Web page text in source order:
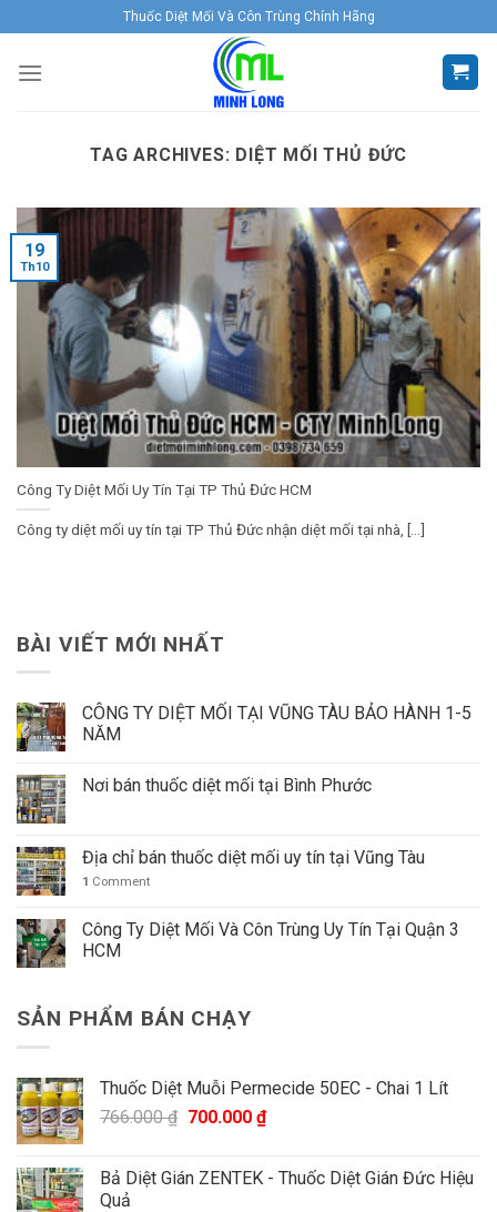
to
content
Thuốc Diệt Mối Và Côn Trùng Chính Hãng
TAG ARCHIVES: DIỆT MỐI THỦ ĐỨC
Công Ty Diệt Mối Uy Tín Tại TP Thủ Đức HCM
Công ty diệt mối uy tín tại TP Thủ Đức nhận diệt mối tại nhà, [...]
19
Th10
BÀI VIẾT MỚI NHẤT
CÔNG TY DIỆT MỐI TẠI VŨNG TÀU BẢO HÀNH 1-5
NĂM
Nơi bán thuốc diệt mối tại Bình Phước
Địa chỉ bán thuốc diệt mối uy tín tại Vũng Tàu
1 Comment
Công Ty Diệt Mối Và Côn Trùng Uy Tín Tại Quận 3
HCM
SẢN PHẨM BÁN CHẠY
Thuốc Diệt Muỗi Permecide 50EC - Chai 1 Lít
766.000₫ 700.000 ₫
Bả Diệt Gián ZENTEK - Thuốc Diệt Gián Đức Hiệu
Quả